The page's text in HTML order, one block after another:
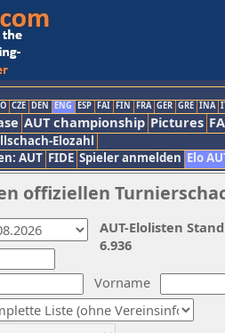
CZE DEN ENG ESP FAI FIN FRA GER GRE INA
AUT championship Pictures
Elozahl
AUT FIDE Spieler anmelden Elo
offiziellen
Vorname
AUT-Elolisten
6.936